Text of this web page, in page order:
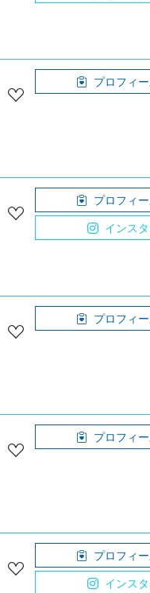
プロフィ
プロフィ
インスタ
プロフィ
プロフィ
プロフィ
インスタ